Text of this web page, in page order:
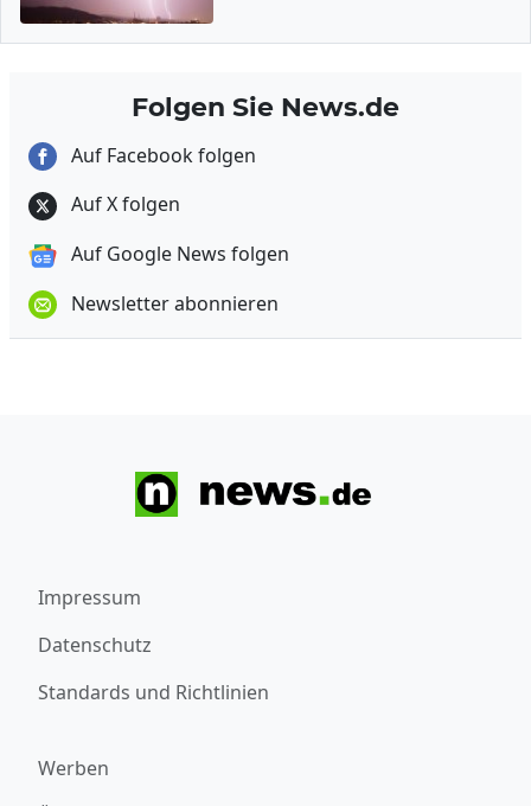
Folgen Sie News.de
Auf Facebook folgen
Auf X folgen
Auf Google News folgen
Newsletter abonnieren
Impressum
Datenschutz
Standards und Richtlinien
Werben